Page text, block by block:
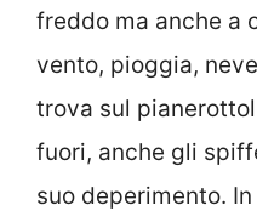
freddo ma anche a
vento, pioggia,
trova sul
fuori, anche gli
suo deperimento.